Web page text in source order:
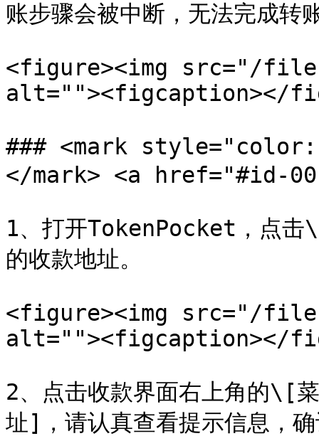
账步骤会被中断，无法完成转
<figure><img src="/files/
alt=""><figcaption></
### <mark
</mark> <a href="#id-
1、打开TokenPocket，点击
的收款地址。
<figure><img src="/
alt=""><figcaption></
2、点击收款界面右上角的\[
址]，请认真查看提示信息，